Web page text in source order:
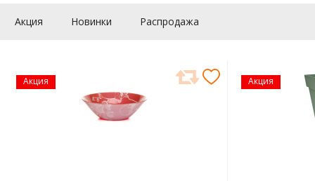
Акция Новинки Распродажа
Акция Акция